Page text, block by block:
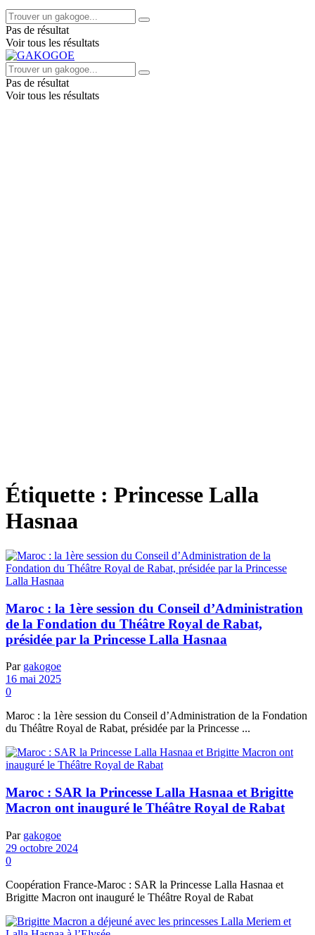
Pas de résultat
Voir tous les résultats
Pas de résultat
Voir tous les résultats
Étiquette : Princesse Lalla
Hasnaa
Maroc : la 1ère session du Conseil d’Administration
de la Fondation du Théâtre Royal de Rabat,
présidée par la Princesse Lalla Hasnaa
Par gakogoe
16 mai 2025
0
Maroc : la 1ère session du Conseil d’Administration de la Fondation
du Théâtre Royal de Rabat, présidée par la Princesse ...
Maroc : SAR la Princesse Lalla Hasnaa et Brigitte
Macron ont inauguré le Théâtre Royal de Rabat
Par gakogoe
29 octobre 2024
0
Coopération France-Maroc : SAR la Princesse Lalla Hasnaa et
Brigitte Macron ont inauguré le Théâtre Royal de Rabat